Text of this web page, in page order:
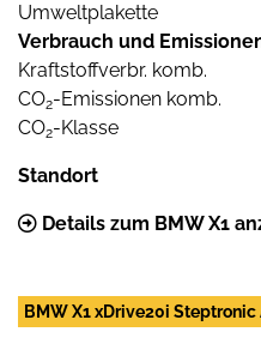
Umweltplakette
Verbrauch und
Kraftstoffverbr. komb.
CO2-Emissionen komb.
CO2-Klasse
Standort
Details zum BMW X1
BMW X1 xDrive20i